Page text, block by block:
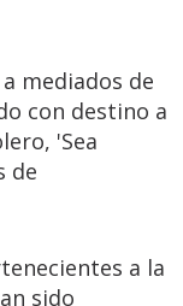
mediados de
con destino a
'Sea
de
a la
sido